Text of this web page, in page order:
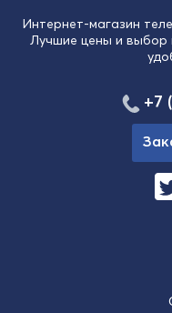
Интернет-магазин
Лучшие цены и выбор
+7